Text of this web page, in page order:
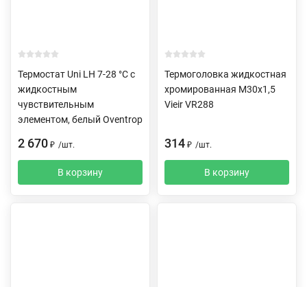
Термостат Uni LH 7-28 °C с
жидкостным
чувствительным
элементом, белый Oventrop
2 670 ₽ /шт.
В корзину
Термоголовка жидкостная
хромированная M30x1,5
Vieir VR288
314 ₽ /шт.
В корзину